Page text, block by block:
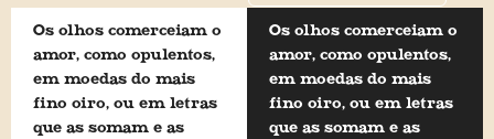
Os olhos comerceiam o
amor, como opulentos,
em moedas do mais
fino oiro, ou em letras
que as somam e as
Os olhos comerceiam o
amor, como opulentos,
em moedas do mais
fino oiro, ou em letras
que as somam e as